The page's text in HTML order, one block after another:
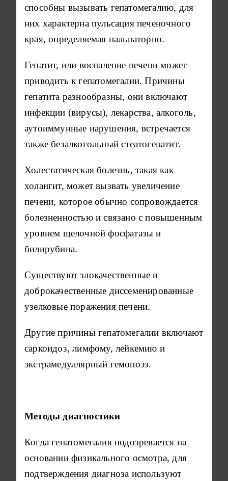
способны вызывать гепатомегалию, для
них характерна пульсация печеночного
края, определяемая пальпаторно.
Гепатит, или воспаление печени может
приводить к гепатомегалии. Причины
гепатита разнообразны, они включают
инфекции (вирусы), лекарства, алкоголь,
аутоиммунные нарушения, встречается
также безалкогольный стеатогепатит.
Холестатическая болезнь, такая как
холангит, может вызвать увеличение
печени, которое обычно сопровождается
болезненностью и связано с повышенным
уровнем щелочной фосфатазы и
билирубина.
Существуют злокачественные и
доброкачественные диссеменированные
узелковые поражения печени.
Другие причины гепатомегалии включают
саркоидоз, лимфому, лейкемию и
экстрамедуллярный гемопоэз.
Методы диагностики
Когда гепатомегалия подозревается на
основании физикального осмотра, для
подтверждения диагноза используют